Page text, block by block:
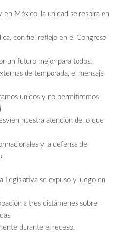
en México, la unidad se respira en
con fiel reflejo en el Congreso
un futuro mejor para todos.
de temporada, el mensaje
unidos y no permitiremos
nuestra atención de lo que
y la defensa de
Legislativa se expuso y luego en
a tres dictámenes sobre
durante el receso.